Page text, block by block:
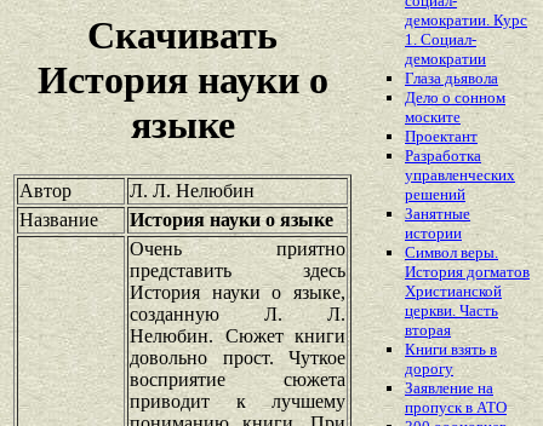
Скачивать
История науки о
языке
Автор
Л. Л. Нелюбин
Название
История науки о языке
Очень приятно
представить здесь
История науки о языке,
созданную Л. Л.
Нелюбин. Сюжет книги
довольно прост. Чуткое
восприятие сюжета
приводит к лучшему
демократии. Курс
1. Социал-
демократии
Глаза дьявола
Дело о сонном
моските
Проектант
Разработка
управленческих
решений
Занятные
истории
Символ веры.
История догматов
Христианской
церкви. Часть
вторая
Книги взять в
дорогу
Заявление на
пропуск в АТО